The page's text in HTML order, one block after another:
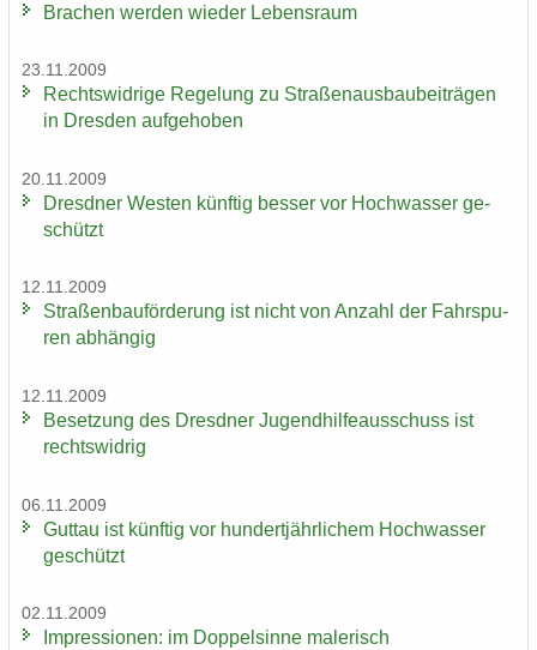
Bra­chen wer­den wie­der Le­bens­raum
23.11.2009
Rechts­wid­ri­ge Re­ge­lung zu Stra­ßen­aus­bau­bei­trä­gen
in Dres­den auf­ge­ho­ben
20.11.2009
Dresd­ner Wes­ten künf­tig bes­ser vor Hoch­was­ser ge­
schützt
12.11.2009
Stra­ßen­bau­för­de­rung ist nicht von An­zahl der Fahr­spu­
ren ab­hän­gig
12.11.2009
Be­set­zung des Dresd­ner Ju­gend­hil­fe­aus­schuss ist
rechts­wid­rig
06.11.2009
Gut­tau ist künf­tig vor hun­dert­jähr­li­chem Hoch­was­ser
ge­schützt
02.11.2009
Im­pres­sio­nen: im Dop­pel­sin­ne ma­le­risch